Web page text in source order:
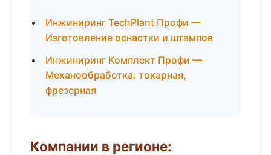
Инжиниринг TechPlant Профи —
Изготовление оснастки и штампов
Инжиниринг Комплект Профи —
Механообработка: токарная,
фрезерная
Компании в регионе: